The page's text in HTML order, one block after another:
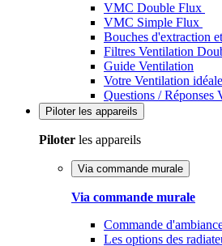
VMC Double Flux
VMC Simple Flux
Bouches d'extraction
Filtres Ventilation
Guide Ventilation
Votre Ventilation
Questions / Réponses
Piloter les appareils
Piloter les appareils
Via commande murale
Via commande murale
Commande
Les options des